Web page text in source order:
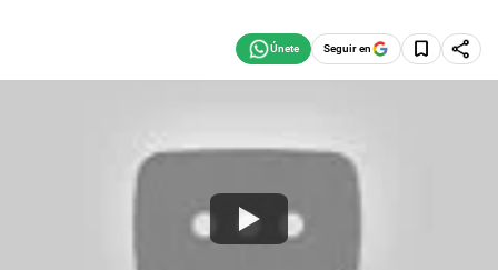
Seguir en